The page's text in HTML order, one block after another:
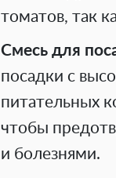
томатов, так
Смесь для
посадки с
питательных
чтобы
и болезнями.